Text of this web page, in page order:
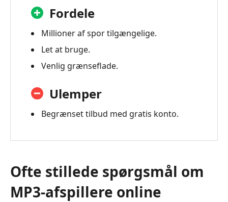
Fordele
Millioner af spor tilgængelige.
Let at bruge.
Venlig grænseflade.
Ulemper
Begrænset tilbud med gratis konto.
Ofte stillede spørgsmål om
MP3-afspillere online